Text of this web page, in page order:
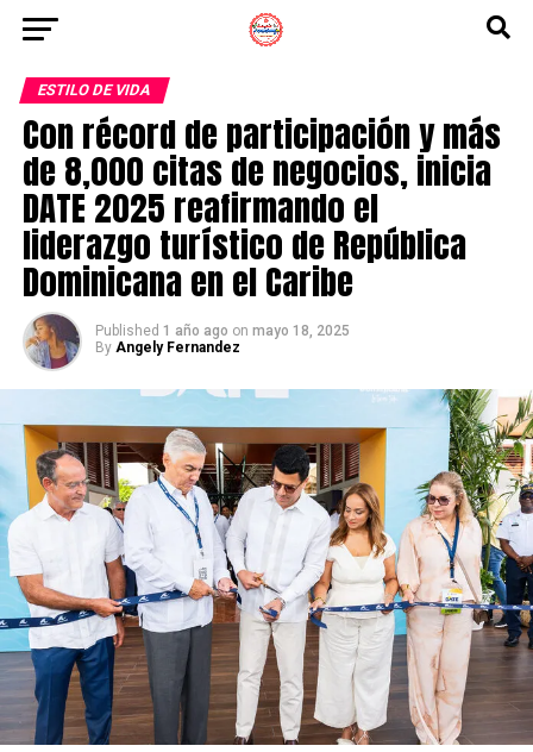
ESTILO DE VIDA
Con récord de participación y más
de 8,000 citas de negocios, inicia
DATE 2025 reafirmando el
liderazgo turístico de República
Dominicana en el Caribe
Published 1 año ago on mayo 18, 2025
By Angely Fernandez